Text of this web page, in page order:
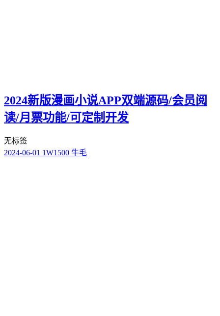
2024新版漫画小说APP双端源码/会员阅
读/月票功能/可定制开发
无标签
2024-06-01 1W1500 牛毛